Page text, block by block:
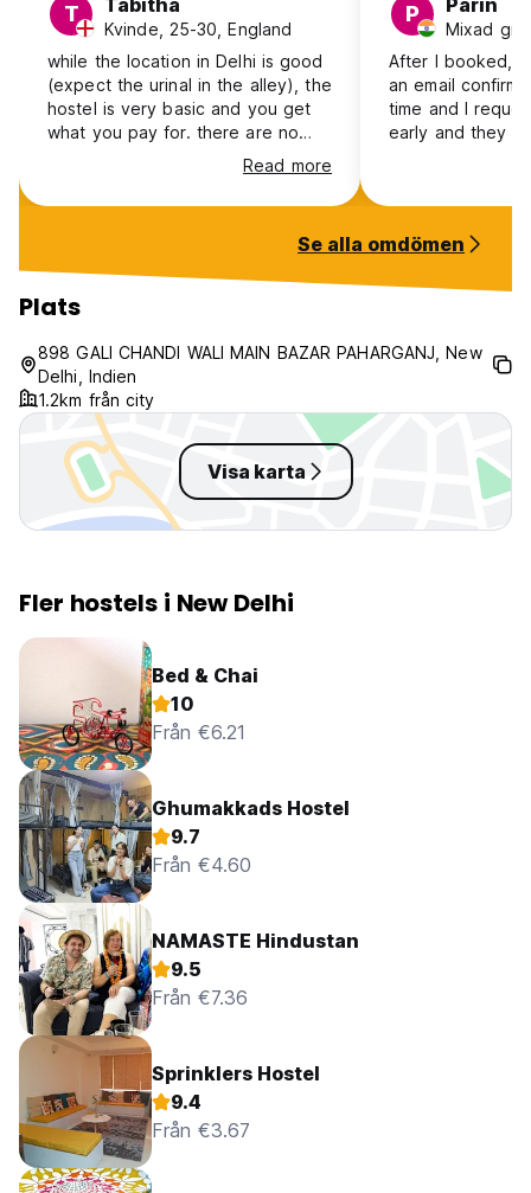
T Tabitha
Kvinde, 25-30, England
while the location in Delhi is good
(expect the urinal in the alley), the
hostel is very basic and you get
what you pay for. there are no
curtains, so little privacy, and the
shower didnt work. the bathroom
looked like it was rarely cleaned,
changed. they let me leave my
bag in the room after checkout
until the evening, but they later
moved belonings downstairs and
wouldnt let me back in the room
to check i had everything (so i
lost my shampoo/soap)
Read more
P Parin
Mixad
After I booked,
an email
time and I
early and they
make sure I find
reception,
Even the room
the pahadganj
stay and worth
Se alla omdömen
Plats
898 GALI CHANDI WALI MAIN BAZAR PAHARGANJ, New
Delhi, Indien
1.2km från city
Visa karta
Fler hostels i New Delhi
Bed & Chai
10
Från €6.21
Ghumakkads Hostel
9.7
Från €4.60
NAMASTE Hindustan
9.5
Från €7.36
Sprinklers Hostel
9.4
Från €3.67